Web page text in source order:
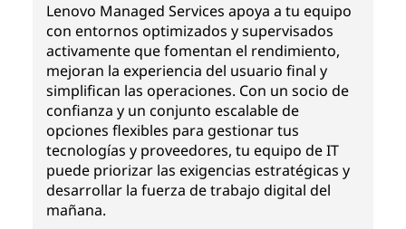
Lenovo Managed Services apoya a tu equipo
con entornos optimizados y supervisados
activamente que fomentan el rendimiento,
mejoran la experiencia del usuario final y
simplifican las operaciones. Con un socio de
confianza y un conjunto escalable de
opciones flexibles para gestionar tus
tecnologías y proveedores, tu equipo de IT
puede priorizar las exigencias estratégicas y
desarrollar la fuerza de trabajo digital del
mañana.